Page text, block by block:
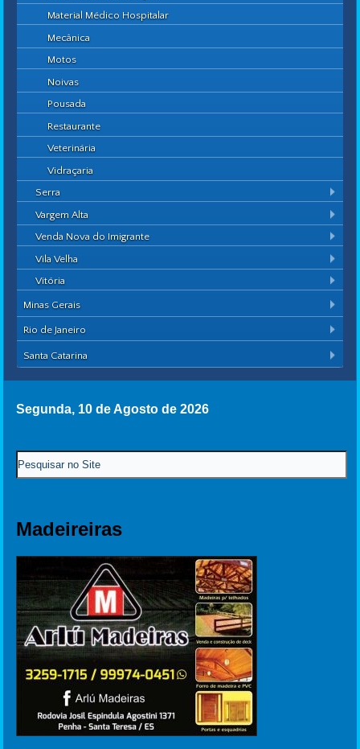
Material Médico Hospitalar
Mecânica
Motos
Noivas
Pousada
Restaurante
Veterinária
Vidraçaria
Serra
Vargem Alta
Venda Nova do Imigrante
Vila Velha
Vitória
Minas Gerais
Rio de Janeiro
Santa Catarina
Segunda, 10 de Agosto de 2026
Madeireiras